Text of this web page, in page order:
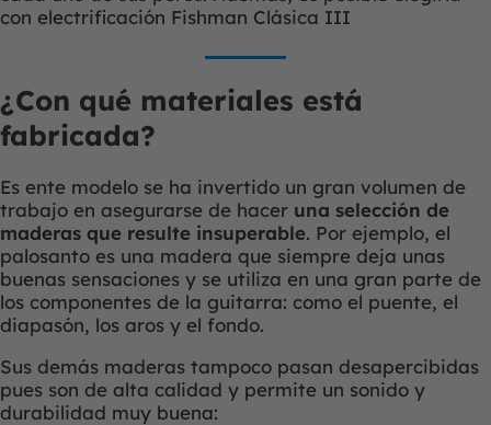
con electrificación Fishman Clásica III
¿Con qué materiales está
fabricada?
Es ente modelo se ha invertido un gran volumen de
trabajo en asegurarse de hacer una selección de
maderas que resulte insuperable. Por ejemplo, el
palosanto es una madera que siempre deja unas
buenas sensaciones y se utiliza en una gran parte de
los componentes de la guitarra: como el puente, el
diapasón, los aros y el fondo.
Sus demás maderas tampoco pasan desapercibidas
pues son de alta calidad y permite un sonido y
durabilidad muy buena: